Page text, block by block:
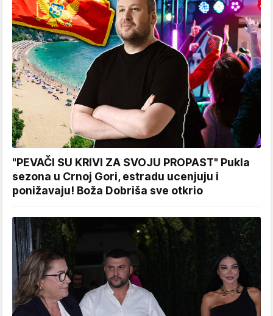
"PEVAČI SU KRIVI ZA SVOJU PROPAST" Pukla
sezona u Crnoj Gori, estradu ucenjuju i
ponižavaju! Boža Dobriša sve otkrio